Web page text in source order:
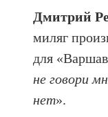
Дмитрий
миляг
для
не говори
нет».